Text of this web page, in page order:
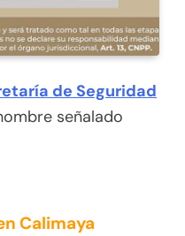
de Seguridad
señalado
Calimaya